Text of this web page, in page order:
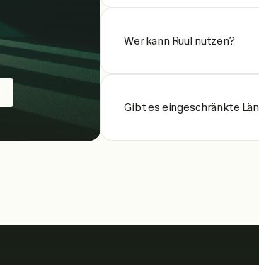
Wer kann Ruul nutzen?
Gibt es eingeschränkte